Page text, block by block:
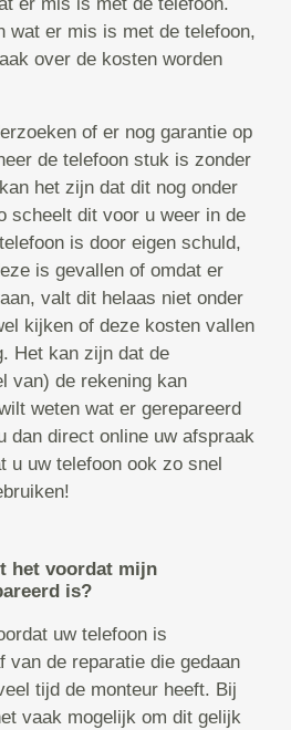
wat er mis is met de telefoon,
over de kosten worden
of er nog garantie op
de telefoon stuk is zonder
het zijn dat dit nog onder
scheelt dit voor u weer in de
is door eigen schuld,
is gevallen of omdat er
valt dit helaas niet onder
kijken of deze kosten vallen
Het kan zijn dat de
van) de rekening kan
weten wat er gerepareerd
dan direct online uw afspraak
u uw telefoon ook zo snel
het voordat mijn
is?
uw telefoon is
van de reparatie die gedaan
tijd de monteur heeft. Bij
vaak mogelijk om dit gelijk